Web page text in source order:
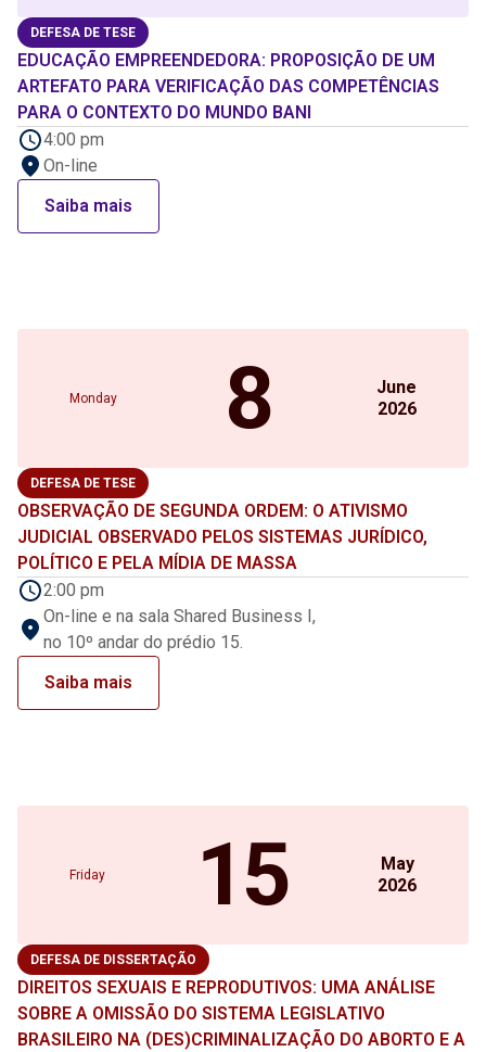
DEFESA DE TESE
EDUCAÇÃO EMPREENDEDORA: PROPOSIÇÃO DE UM
ARTEFATO PARA VERIFICAÇÃO DAS COMPETÊNCIAS
PARA O CONTEXTO DO MUNDO BANI
4:00 pm
On-line
Saiba mais
Monday 8
June
2026
DEFESA DE TESE
OBSERVAÇÃO DE SEGUNDA ORDEM: O ATIVISMO
JUDICIAL OBSERVADO PELOS SISTEMAS JURÍDICO,
POLÍTICO E PELA MÍDIA DE MASSA
2:00 pm
On-line e na sala Shared Business I,
no 10º andar do prédio 15.
Saiba mais
Friday 15
May
2026
DEFESA DE DISSERTAÇÃO
DIREITOS SEXUAIS E REPRODUTIVOS: UMA ANÁLISE
SOBRE A OMISSÃO DO SISTEMA LEGISLATIVO
BRASILEIRO NA (DES)CRIMINALIZAÇÃO DO ABORTO E A